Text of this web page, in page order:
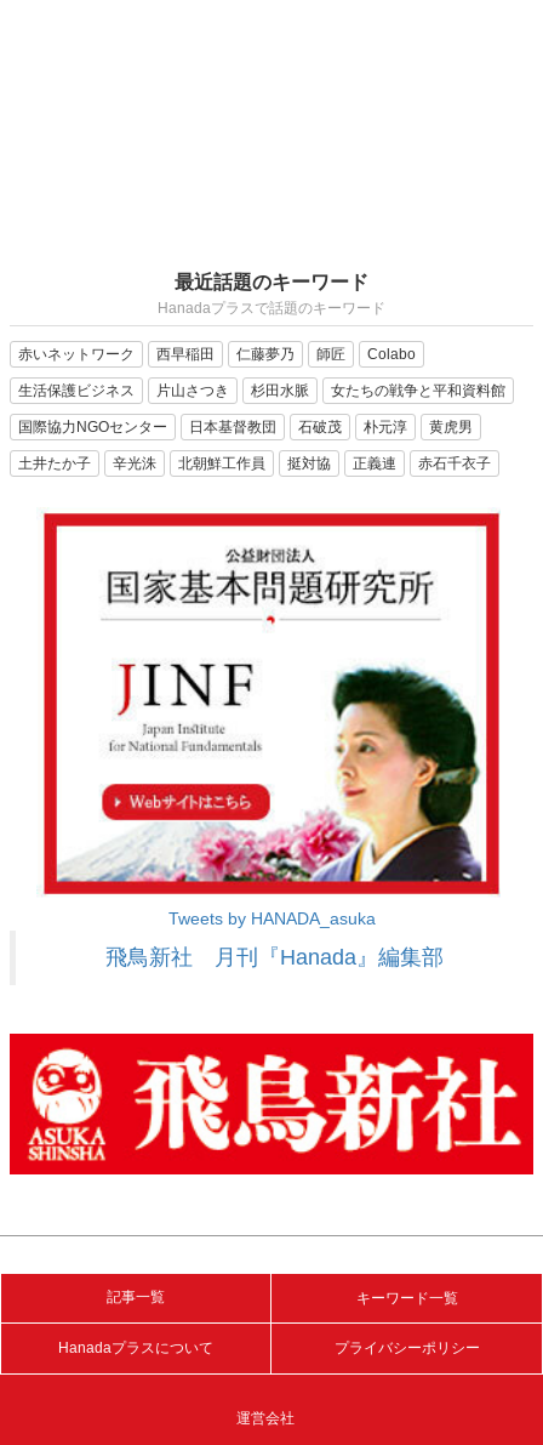
最近話題のキーワード
Hanadaプラスで話題のキーワード
赤いネットワーク 西早稲田 仁藤夢乃 師匠 Colabo
生活保護ビジネス 片山さつき 杉田水脈 女たちの戦争と平和資料館
国際協力NGOセンター 日本基督教団 石破茂 朴元淳 黄虎男
土井たか子 辛光洙 北朝鮮工作員 挺対協 正義連 赤石千衣子
Tweets by HANADA_asuka
飛鳥新社 月刊『Hanada』編集部
記事一覧 キーワード一覧
Hanadaプラスについて プライバシーポリシー
運営会社